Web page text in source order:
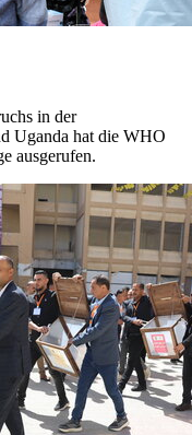
in der
Uganda hat die WHO
ausgerufen.